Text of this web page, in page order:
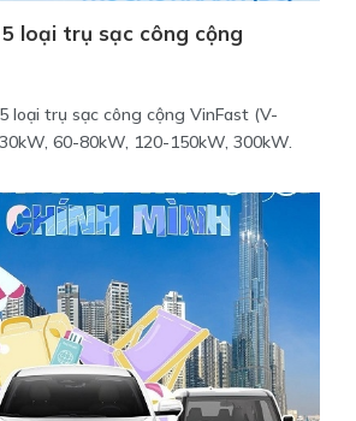
loại trụ sạc công cộng
loại trụ sạc công cộng VinFast (V-
60-80kW, 120-150kW, 300kW.